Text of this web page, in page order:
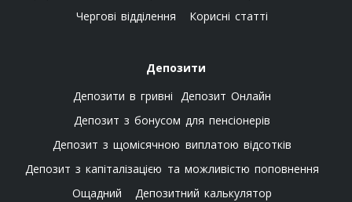
Чергові відділення
Корисні статті
Депозити
Депозити в гривні Депозит Онлайн
Депозит з бонусом для пенсіонерів
Депозит з щомісячною виплатою відсотків
Депозит з капіталізацією та можливістю поповнення
Ощадний
Депозитний калькулятор